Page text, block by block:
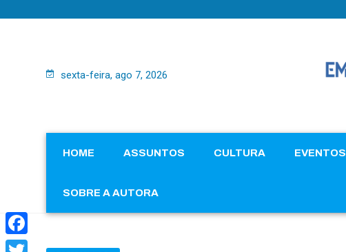
sexta-feira, ago 7, 2026
HOME ASSUNTOS CULTURA EVENTOS
SOBRE A AUTORA
Facebook